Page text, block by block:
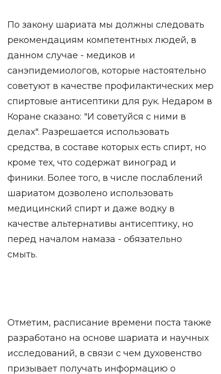
По закону шариата мы должны следовать
рекомендациям компетентных людей, в
данном случае - медиков и
санэпидемиологов, которые настоятельно
советуют в качестве профилактических мер
спиртовые антисептики для рук. Недаром в
Коране сказано: "И советуйся с ними в
делах". Разрешается использовать
средства, в составе которых есть спирт, но
кроме тех, что содержат виноград и
финики. Более того, в числе послаблений
шариатом дозволено использовать
медицинский спирт и даже водку в
качестве альтернативы антисептику, но
перед началом намаза - обязательно
смыть.
Отметим, расписание времени поста также
разработано на основе шариата и научных
исследований, в связи с чем духовенство
призывает получать информацию о